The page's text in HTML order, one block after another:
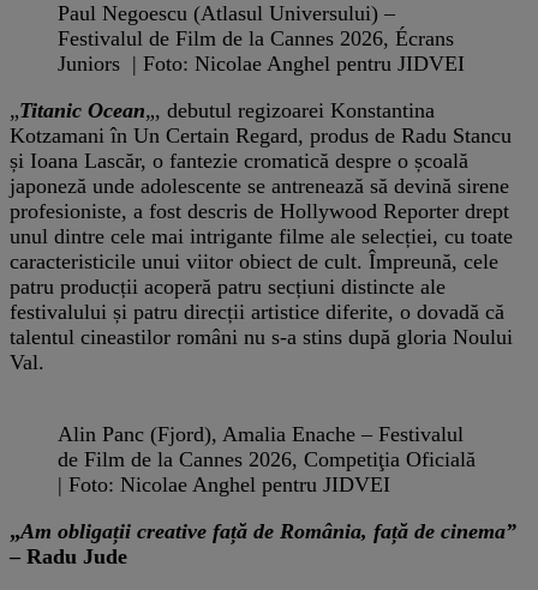
Paul Negoescu (Atlasul Universului) –
Festivalul de Film de la Cannes 2026, Écrans
Juniors | Foto: Nicolae Anghel pentru JIDVEI
„Titanic Ocean„, debutul regizoarei Konstantina
Kotzamani în Un Certain Regard, produs de Radu Stancu
și Ioana Lascăr, o fantezie cromatică despre o școală
japoneză unde adolescente se antrenează să devină sirene
profesioniste, a fost descris de Hollywood Reporter drept
unul dintre cele mai intrigante filme ale selecției, cu toate
caracteristicile unui viitor obiect de cult. Împreună, cele
patru producții acoperă patru secțiuni distincte ale
festivalului și patru direcții artistice diferite, o dovadă că
talentul cineastilor români nu s-a stins după gloria Noului
Val.
Alin Panc (Fjord), Amalia Enache – Festivalul
de Film de la Cannes 2026, Competiţia Oficială
| Foto: Nicolae Anghel pentru JIDVEI
„Am obligații creative față de România, față de cinema”
– Radu Jude